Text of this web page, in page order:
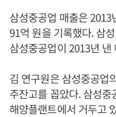
삼성중공업 매출은
91억 원을 기록했다. 삼
삼성중공업이 2013년
김 연구원은 삼성중공업
주잔고를 꼽았다. 삼성
해양플랜트에서 거두고